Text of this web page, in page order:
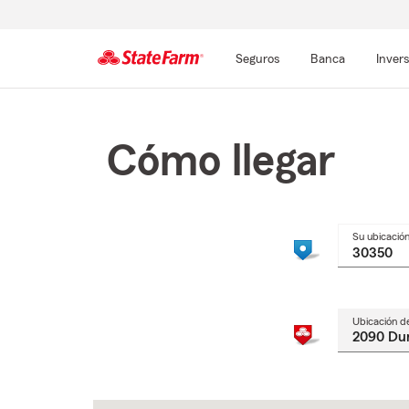
Seguros Banca
Cómo llegar
Su ubicación
Ubicación